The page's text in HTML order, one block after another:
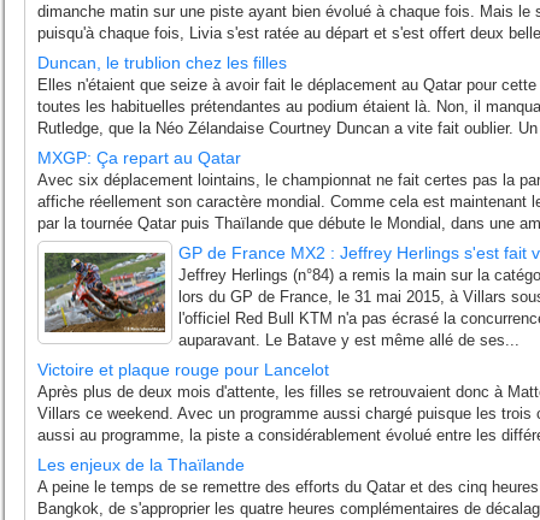
dimanche matin sur une piste ayant bien évolué à chaque fois. Mais le
puisqu'à chaque fois, Livia s'est ratée au départ et s'est offert deux
Duncan, le trublion chez les filles
Elles n'étaient que seize à avoir fait le déplacement au Qatar pour
toutes les habituelles prétendantes au podium étaient là. Non, il
Rutledge, que la Néo Zélandaise Courtney Duncan a vite fait oublier.
MXGP: Ça repart au Qatar
Avec six déplacement lointains, le championnat ne fait certes pas la
affiche réellement son caractère mondial. Comme cela est maintenant
par la tournée Qatar puis Thaïlande que débute le Mondial, dans une
GP de France MX2 : Jeffrey Herlings s'est fait
Jeffrey Herlings (n°84) a remis la main sur la
lors du GP de France, le 31 mai 2015, à Villars
l'officiel Red Bull KTM n'a pas écrasé la
auparavant. Le Batave y est même allé de ses...
Victoire et plaque rouge pour Lancelot
Après plus de deux mois d'attente, les filles se retrouvaient donc à
Villars ce weekend. Avec un programme aussi chargé puisque les trois
aussi au programme, la piste a considérablement évolué entre les
Les enjeux de la Thaïlande
A peine le temps de se remettre des efforts du Qatar et des cinq
Bangkok, de s'approprier les quatre heures complémentaires de